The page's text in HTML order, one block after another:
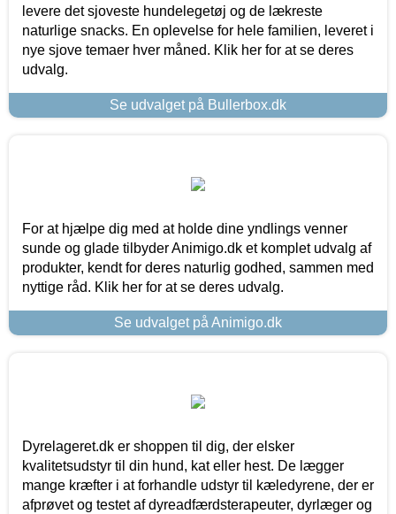
levere det sjoveste hundelegetøj og de lækreste
naturlige snacks. En oplevelse for hele familien, leveret i
nye sjove temaer hver måned. Klik her for at se deres
udvalg.
Se udvalget på Bullerbox.dk
For at hjælpe dig med at holde dine yndlings venner
sunde og glade tilbyder Animigo.dk et komplet udvalg af
produkter, kendt for deres naturlig godhed, sammen med
nyttige råd. Klik her for at se deres udvalg.
Se udvalget på Animigo.dk
Dyrelageret.dk er shoppen til dig, der elsker
kvalitetsudstyr til din hund, kat eller hest. De lægger
mange kræfter i at forhandle udstyr til kæledyrene, der er
afprøvet og testet af dyreadfærdsterapeuter, dyrlæger og